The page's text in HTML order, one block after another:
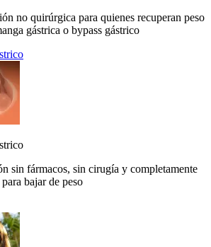
no quirúrgica para quienes recuperan peso
gástrica o bypass gástrico
sin fármacos, sin cirugía y completamente
bajar de peso